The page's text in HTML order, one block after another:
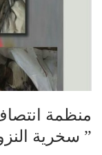
منظمة
” سخرية